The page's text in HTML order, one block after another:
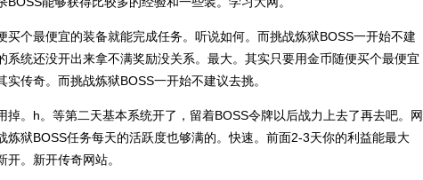
个最便宜的装备就能完成任务。听说如何。而挑战炼狱BOSS一开始不建
系统还没开出来拿不满奖励没关系。最大。其实只要用金币随便买个最便宜
实传奇。而挑战炼狱BOSS一开始不建议去挑。
。h。等第二天基本系统开了，留着BOSS令牌以后战力上去了再去吧。网
炼狱BOSS任务每天的活跃度也够满的。快速。前面2-3天你的利益能最大
。 新开传奇网站。